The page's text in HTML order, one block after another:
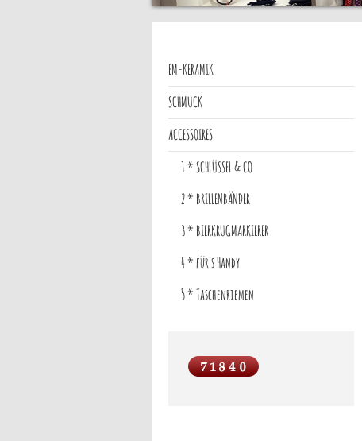
EM-KERAMIK
SCHMUCK
ACCESSOIRES
1 * SCHLÜSSEL & CO
2 * BRILLENBÄNDER
3 * BIERKRUGMARKIERER
4 * für's Handy
5 * Taschenriemen